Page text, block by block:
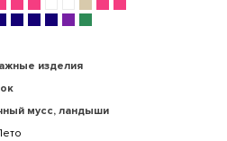
изделия
мусс, ландыши